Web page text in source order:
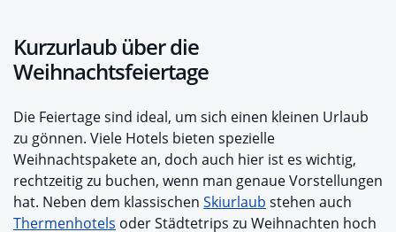
Kurzurlaub über die
Weihnachtsfeiertage
Die Feiertage sind ideal, um sich einen kleinen Urlaub
zu gönnen. Viele Hotels bieten spezielle
Weihnachtspakete an, doch auch hier ist es wichtig,
rechtzeitig zu buchen, wenn man genaue Vorstellungen
hat. Neben dem klassischen Skiurlaub stehen auch
Thermenhotels oder Städtetrips zu Weihnachten hoch